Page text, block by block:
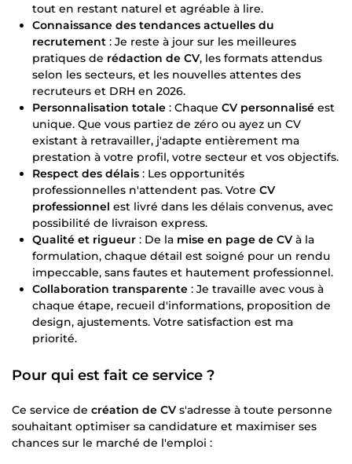
tout en restant naturel et agréable à lire.
Connaissance des tendances actuelles du
recrutement : Je reste à jour sur les meilleures
pratiques de rédaction de CV, les formats attendus
selon les secteurs, et les nouvelles attentes des
recruteurs et DRH en 2026.
Personnalisation totale : Chaque CV personnalisé est
unique. Que vous partiez de zéro ou ayez un CV
existant à retravailler, j'adapte entièrement ma
prestation à votre profil, votre secteur et vos objectifs.
Respect des délais : Les opportunités
professionnelles n'attendent pas. Votre CV
professionnel est livré dans les délais convenus, avec
possibilité de livraison express.
Qualité et rigueur : De la mise en page de CV à la
formulation, chaque détail est soigné pour un rendu
impeccable, sans fautes et hautement professionnel.
Collaboration transparente : Je travaille avec vous à
chaque étape, recueil d'informations, proposition de
design, ajustements. Votre satisfaction est ma
priorité.
Pour qui est fait ce service ?
Ce service de création de CV s'adresse à toute personne
souhaitant optimiser sa candidature et maximiser ses
chances sur le marché de l'emploi :